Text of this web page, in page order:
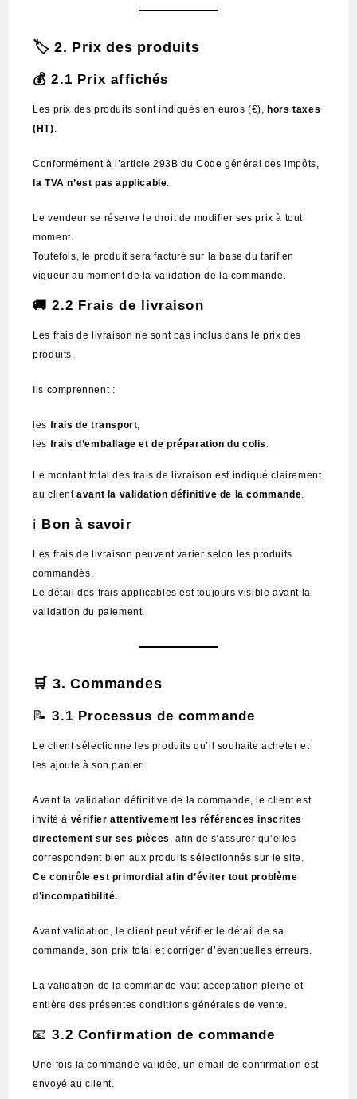
🏷️ 2. Prix des produits
💰 2.1 Prix affichés
Les prix des produits sont indiqués en euros (€), hors taxes
(HT).
Conformément à l’article 293B du Code général des impôts,
la TVA n’est pas applicable.
Le vendeur se réserve le droit de modifier ses prix à tout
moment.
Toutefois, le produit sera facturé sur la base du tarif en
vigueur au moment de la validation de la commande.
🚚 2.2 Frais de livraison
Les frais de livraison ne sont pas inclus dans le prix des
produits.
Ils comprennent :
les frais de transport,
les frais d’emballage et de préparation du colis .
Le montant total des frais de livraison est indiqué clairement
au clientavant la validation définitive de la commande.
ℹ️ Bon à savoir
Les frais de livraison peuvent varier selon les produits
commandés.
Le détail des frais applicables est toujours visible avant la
validation du paiement.
🛒 3. Commandes
📝 3.1 Processus de commande
Le client sélectionne les produits qu’il souhaite acheter et
les ajoute à son panier.
Avant la validation définitive de la commande, le client est
invité à vérifier attentivement les références inscrites
directement sur ses pièces , afin de s’assurer qu’elles
correspondent bien aux produits sélectionnés sur le site.
Ce contrôle est primordial afin d’éviter tout problème
d’incompatibilité.
Avant validation, le client peut vérifier le détail de sa
commande, son prix total et corriger d’éventuelles erreurs.
La validation de la commande vaut acceptation pleine et
entière des présentes conditions générales de vente.
📧 3.2 Confirmation de commande
Une fois la commande validée, un email de confirmation est
envoyé au client.